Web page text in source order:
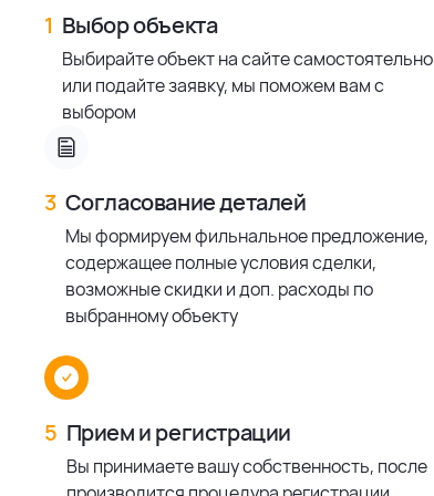
1 Выбор объекта
Выбирайте объект на сайте самостоятельно
или подайте заявку, мы поможем вам с
выбором
3 Согласование деталей
Мы формируем фильнальное предложение,
содержащее полные условия сделки,
возможные скидки и доп. расходы по
выбранному объекту
5 Прием и регистрации
Вы принимаете вашу собственность, после